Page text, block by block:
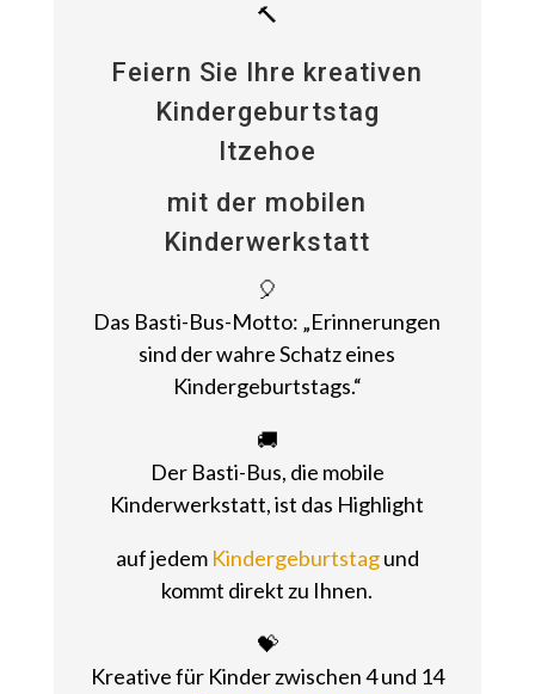
🔨
Feiern Sie Ihre kreativen
Kindergeburtstag
Itzehoe
mit der mobilen
Kinderwerkstatt
🎈
Das Basti-Bus-Motto: „Erinnerungen
sind der wahre Schatz eines
Kindergeburtstags.“
🚚
Der Basti-Bus, die mobile
Kinderwerkstatt, ist das Highlight
auf jedem Kindergeburtstagund
kommt direkt zu Ihnen.
💝
Kreative für Kinder zwischen 4 und 14